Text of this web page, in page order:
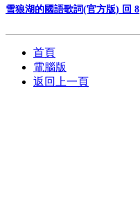
雪狼湖的國語歌詞(官方版) 回 8
首頁
電腦版
返回上一頁